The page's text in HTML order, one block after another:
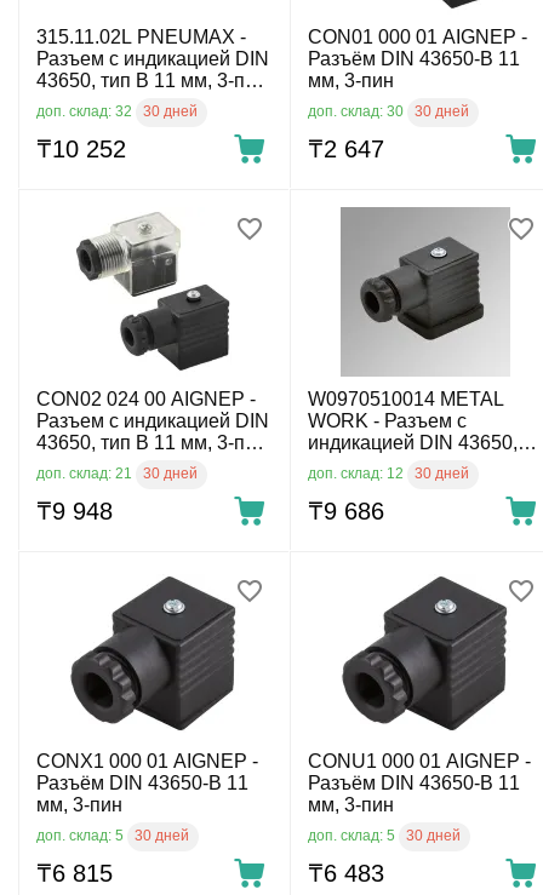
315.11.02L PNEUMAX -
Разъем с индикацией DIN
43650, тип B 11 мм, 3-пин,
110 V AC
доп. склад: 32 30 дней
₸10 252
CON01 000 01 AIGNEP -
Разъём DIN 43650-B 11
мм, 3-пин
доп. склад: 30 30 дней
₸2 647
CON02 024 00 AIGNEP -
Разъем с индикацией DIN
43650, тип B 11 мм, 3-пин,
24 V AC/DC
доп. склад: 21 30 дней
₸9 948
W0970510014 METAL
WORK - Разъем с
индикацией DIN 43650,
тип B 11 мм, 3-пин, 220 V
AC
доп. склад: 12 30 дней
₸9 686
CONX1 000 01 AIGNEP -
Разъём DIN 43650-B 11
мм, 3-пин
доп. склад: 5 30 дней
₸6 815
CONU1 000 01 AIGNEP -
Разъём DIN 43650-B 11
мм, 3-пин
доп. склад: 5 30 дней
₸6 483